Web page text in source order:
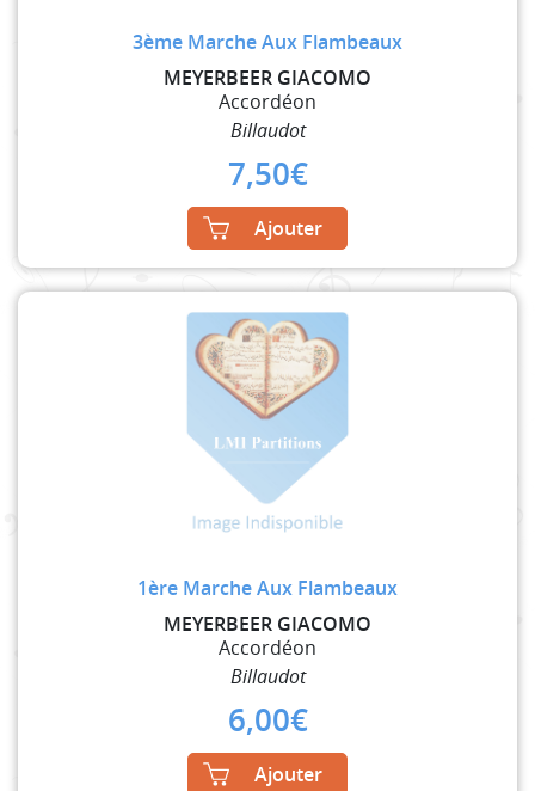
3ème Marche Aux Flambeaux
MEYERBEER GIACOMO
Accordéon
Billaudot
7,50€
Ajouter
1ère Marche Aux Flambeaux
MEYERBEER GIACOMO
Accordéon
Billaudot
6,00€
Ajouter